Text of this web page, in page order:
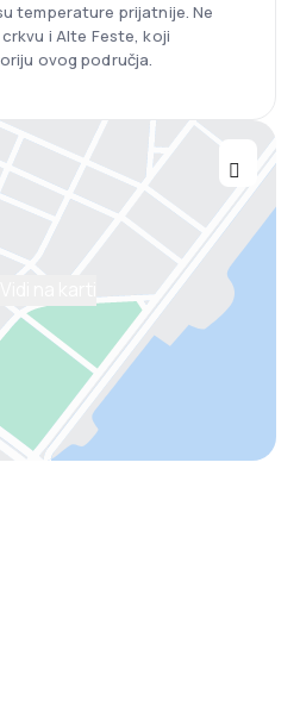
temperature prijatnije. Ne
i Alte Feste, koji
ovog područja.